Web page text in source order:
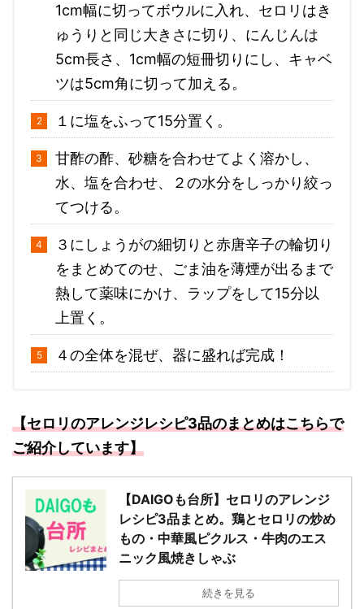
1cm幅に切ってボウルに入れ、セロリはき
ゅうりと同じ大きさに切り、にんじんは
5cm長さ、1cm幅の短冊切りにし、キャベ
ツは5cm角に切って加える。
１に塩をふって15分置く。
甘酢の酢、砂糖を合わせてよく溶かし、
水、塩を合わせ、２の水分をしっかり絞っ
てつける。
３にしょうがの細切りと赤唐辛子の輪切り
をまとめてのせ、ごま油を薄煙が出るまで
熱して薬味にかけ、ラップをして15分以
上置く。
４の全体を混ぜ、器に盛れば完成！
【セロリのアレンジレシピ3品のまとめはこちらで
ご紹介しています】
【DAIGOも台所】セロリのアレンジ
レシピ3品まとめ。鶏とセロリの炒め
もの・中華風ピクルス・牛肉のエス
ニック風焼きしゃぶ
続きを見る